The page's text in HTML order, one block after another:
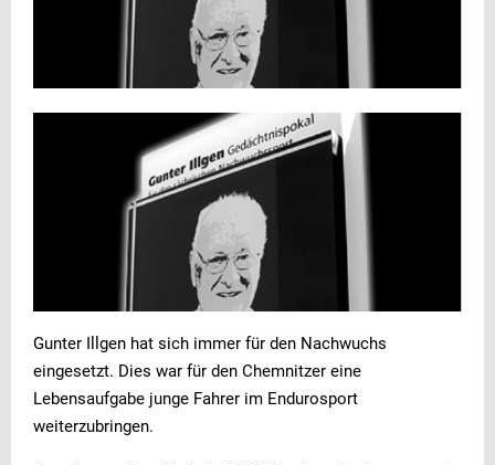
Gunter Illgen hat sich immer für den Nachwuchs
eingesetzt. Dies war für den Chemnitzer eine
Lebensaufgabe junge Fahrer im Endurosport
weiterzubringen.